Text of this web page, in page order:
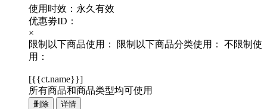
使用时效：永久有效
优惠劵ID：
×
限制以下商品使用：
限制以下商品分类使用：
不限制使
用：
[{{ct.name}}]
所有商品和商品类型均可使用
删除 详情